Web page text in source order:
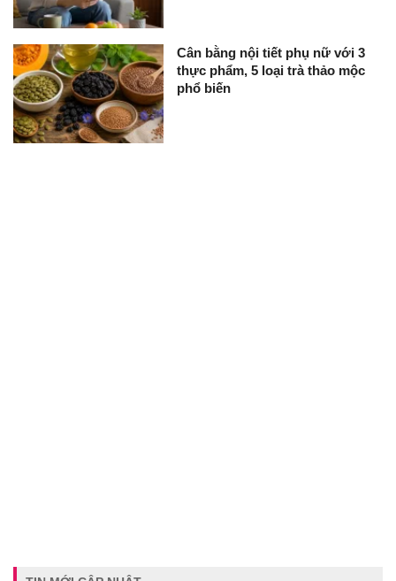
Cân bằng nội tiết phụ nữ với 3
thực phẩm, 5 loại trà thảo mộc
phổ biến